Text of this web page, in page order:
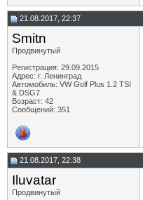
21.08.2017, 22:37
Smitn
Продвинутый
Регистрация: 29.09.2015
Адрес: г. Ленинград
Автомобиль: VW Golf Plus 1.2 TSI
& DSG7
Возраст: 42
Сообщений: 351
21.08.2017, 22:38
Iluvatar
Продвинутый